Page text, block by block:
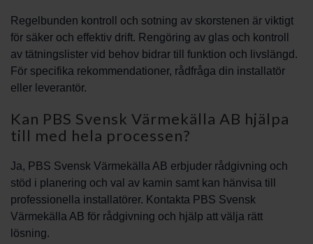
Regelbunden kontroll och sotning av skorstenen är viktigt
för säker och effektiv drift. Rengöring av glas och kontroll
av tätningslister vid behov bidrar till funktion och livslängd.
För specifika rekommendationer, rådfråga din installatör
eller leverantör.
Kan PBS Svensk Värmekälla AB hjälpa
till med hela processen?
Ja, PBS Svensk Värmekälla AB erbjuder rådgivning och
stöd i planering och val av kamin samt kan hänvisa till
professionella installatörer. Kontakta PBS Svensk
Värmekälla AB för rådgivning och hjälp att välja rätt
lösning.